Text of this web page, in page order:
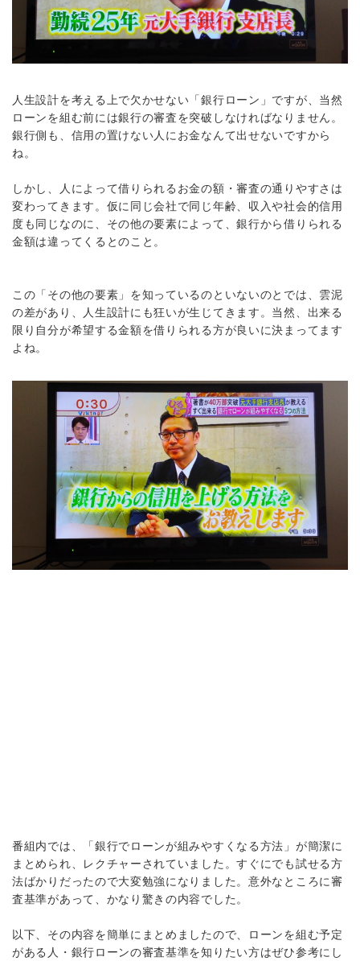
人生設計を考える上で欠かせない「銀行ローン」ですが、当然
ローンを組む前には銀行の審査を突破しなければなりません。
銀行側も、信用の置けない人にお金なんて出せないですから
ね。
しかし、人によって借りられるお金の額・審査の通りやすさは
変わってきます。仮に同じ会社で同じ年齢、収入や社会的信用
度も同じなのに、その他の要素によって、銀行から借りられる
金額は違ってくるとのこと。
この「その他の要素」を知っているのといないのとでは、雲泥
の差があり、人生設計にも狂いが生じてきます。当然、出来る
限り自分が希望する金額を借りられる方が良いに決まってます
よね。
番組内では、「銀行でローンが組みやすくなる方法」が簡潔に
まとめられ、レクチャーされていました。すぐにでも試せる方
法ばかりだったので大変勉強になりました。意外なところに審
査基準があって、かなり驚きの内容でした。
以下、その内容を簡単にまとめましたので、ローンを組む予定
がある人・銀行ローンの審査基準を知りたい方はぜひ参考にし